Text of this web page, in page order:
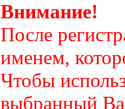
Внимание!
После
именем,
Чтобы
выбранный